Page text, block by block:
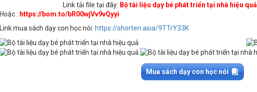
Link tải file tại đây: Bộ tài liệu dạy bé phát triển tại nhà hiệu quả
Hoặc : https://bom.to/bR00wjVv9vQyyi
Link mua sách dạy con học nói: https://shorten.asia/9TTrY33K
Mua sách dạy con học nói